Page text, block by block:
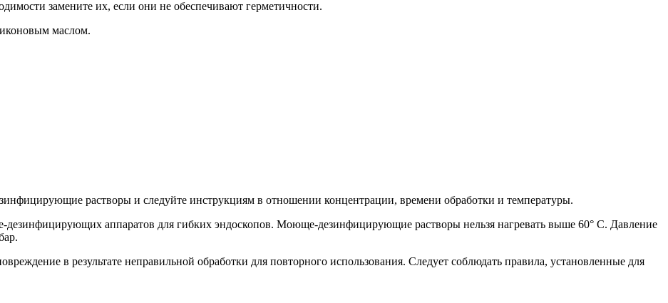
замените их, если они не обеспечивают герметичности.
маслом.
растворы и следуйте инструкциям в отношении концентрации, времени обработки и температуры.
аппаратов для гибких эндоскопов. Моюще-дезинфицирующие растворы нельзя нагревать выше 60° C. Давление
в результате неправильной обработки для повторного использования. Следует соблюдать правила, установленные для